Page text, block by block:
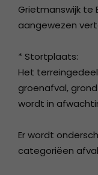
Grietmanswijk te
aangewezen
* Stortplaats:
Het
groenafval,
wordt in
Er wordt
categoriëen